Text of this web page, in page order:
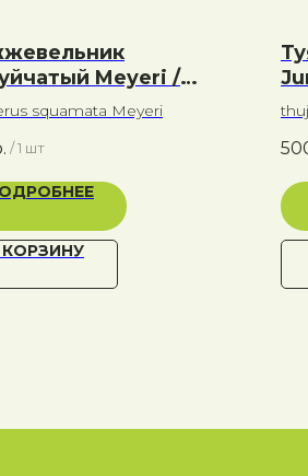
Meyeri /
squamata Meyeri
/ 1 шт
КОРЗИНУ